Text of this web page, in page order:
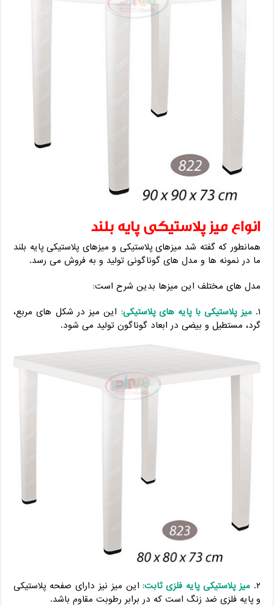
انواع میز پلاستیکی پایه بلند
همانطور که گفته شد میزهای پلاستیکی و میزهای پلاستیکی پایه بلند
ما در نمونه ها و مدل های گوناگونی تولید و به فروش می رسد.
مدل های مختلف این میزها بدین شرح است:
۱. میز پلاستیکی با پایه های پلاستیکی: این میز در شکل های مربع،
گرد، مستطیل و بیضی در ابعاد گوناگون تولید می شود.
۲. میز پلاستیکی پایه فلزی ثابت:این میز نیز دارای صفحه پلاستیکی
و پایه فلزی ضد زنگ است که در برابر رطوبت مقاوم باشد.